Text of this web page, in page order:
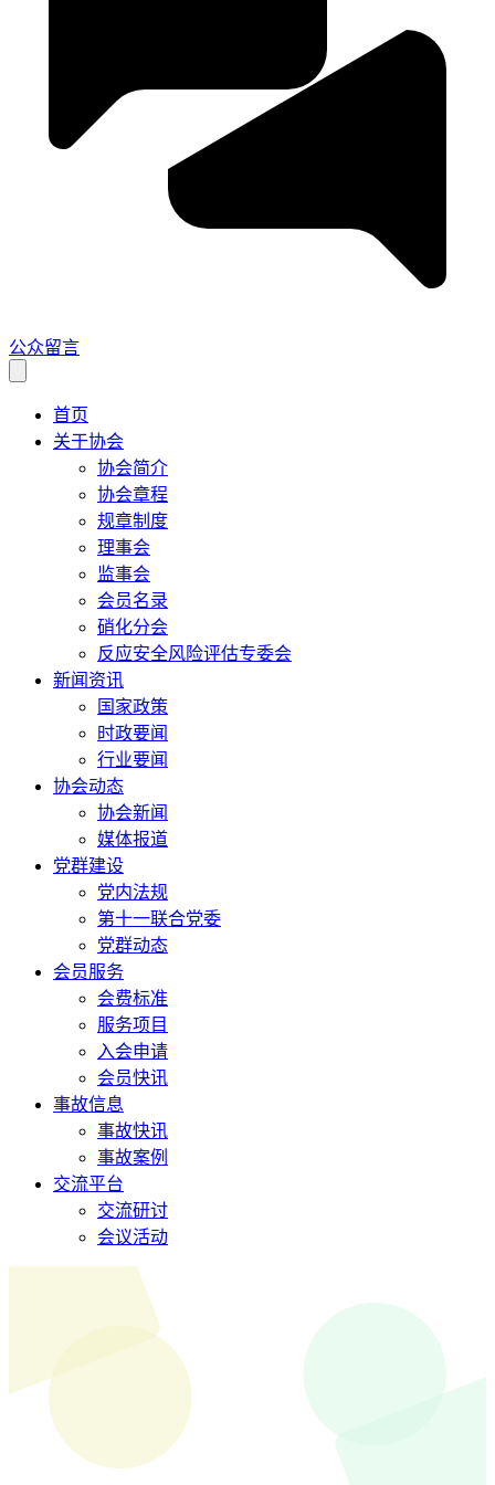
公众留言
首页
关于协会
协会简介
协会章程
规章制度
理事会
监事会
会员名录
硝化分会
反应安全风险评估专委会
新闻资讯
国家政策
时政要闻
行业要闻
协会动态
协会新闻
媒体报道
党群建设
党内法规
第十一联合党委
党群动态
会员服务
会费标准
服务项目
入会申请
会员快讯
事故信息
事故快讯
事故案例
交流平台
交流研讨
会议活动